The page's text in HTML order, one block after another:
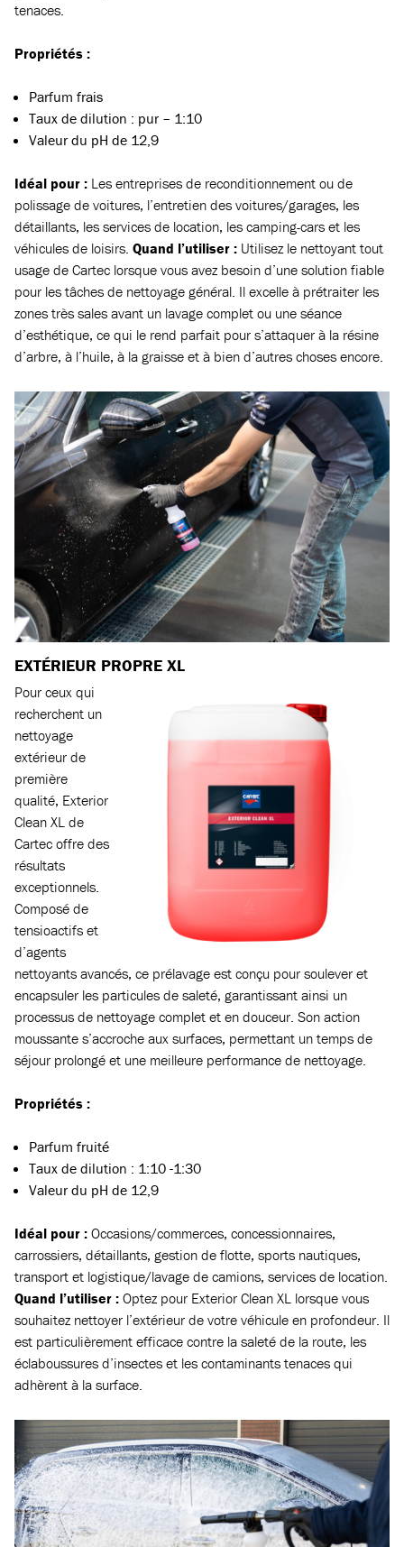
tenaces.
Propriétés :
Parfum frais
Taux de dilution : pur – 1:10
Valeur du pH de 12,9
Idéal pour : Les entreprises de reconditionnement ou de
polissage de voitures, l’entretien des voitures/garages, les
détaillants, les services de location, les camping-cars et les
véhicules de loisirs. Quand l’utiliser : Utilisez le nettoyant tout
usage de Cartec lorsque vous avez besoin d’une solution fiable
pour les tâches de nettoyage général. Il excelle à prétraiter les
zones très sales avant un lavage complet ou une séance
d’esthétique, ce qui le rend parfait pour s’attaquer à la résine
d’arbre, à l’huile, à la graisse et à bien d’autres choses encore.
EXTÉRIEUR PROPRE XL
Pour ceux qui
recherchent un
nettoyage
extérieur de
première
qualité, Exterior
Clean XL de
Cartec offre des
résultats
exceptionnels.
Composé de
tensioactifs et
d’agents
nettoyants avancés, ce prélavage est conçu pour soulever et
encapsuler les particules de saleté, garantissant ainsi un
processus de nettoyage complet et en douceur. Son action
moussante s’accroche aux surfaces, permettant un temps de
séjour prolongé et une meilleure performance de nettoyage.
Propriétés :
Parfum fruité
Taux de dilution : 1:10 -1:30
Valeur du pH de 12,9
Idéal pour : Occasions/commerces, concessionnaires,
carrossiers, détaillants, gestion de flotte, sports nautiques,
transport et logistique/lavage de camions, services de location.
Quand l’utiliser : Optez pour Exterior Clean XL lorsque vous
souhaitez nettoyer l’extérieur de votre véhicule en profondeur. Il
est particulièrement efficace contre la saleté de la route, les
éclaboussures d’insectes et les contaminants tenaces qui
adhèrent à la surface.